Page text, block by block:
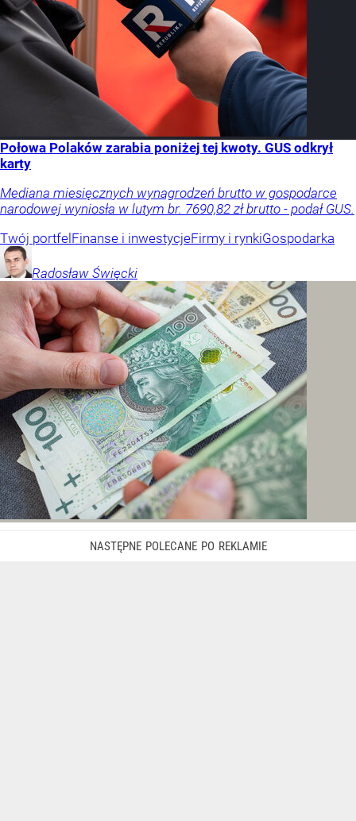
Połowa Polaków zarabia poniżej tej kwoty. GUS odkrył
karty
Mediana miesięcznych wynagrodzeń brutto w gospodarce
narodowej wyniosła w lutym br. 7690,82 zł brutto - podał GUS.
Twój portfel Finanse i inwestycjeFirmy i rynkiGospodarka
Radosław Święcki